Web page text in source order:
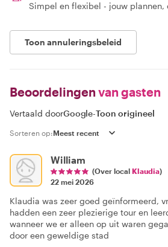
Simpel en flexibel - jouw plannen,
Toon annuleringsbeleid
Beoordelingen van gasten
Vertaald doorGoogle-Toon origineel
Sorteren op:
William
(Over local Klaudia)
22 mei 2026
Klaudia was zeer goed geïnformeerd,
hadden een zeer plezierige tour en
wanneer we er alleen op uit waren
door een geweldige stad